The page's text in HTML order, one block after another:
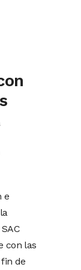
e
con las
de